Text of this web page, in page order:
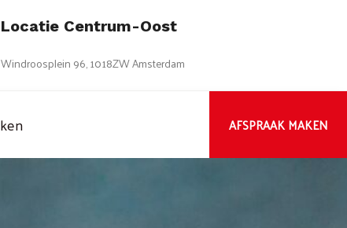
Locatie Centrum-Oost
Windroosplein 96, 1018ZW Amsterdam
AFSPRAAK MAKEN